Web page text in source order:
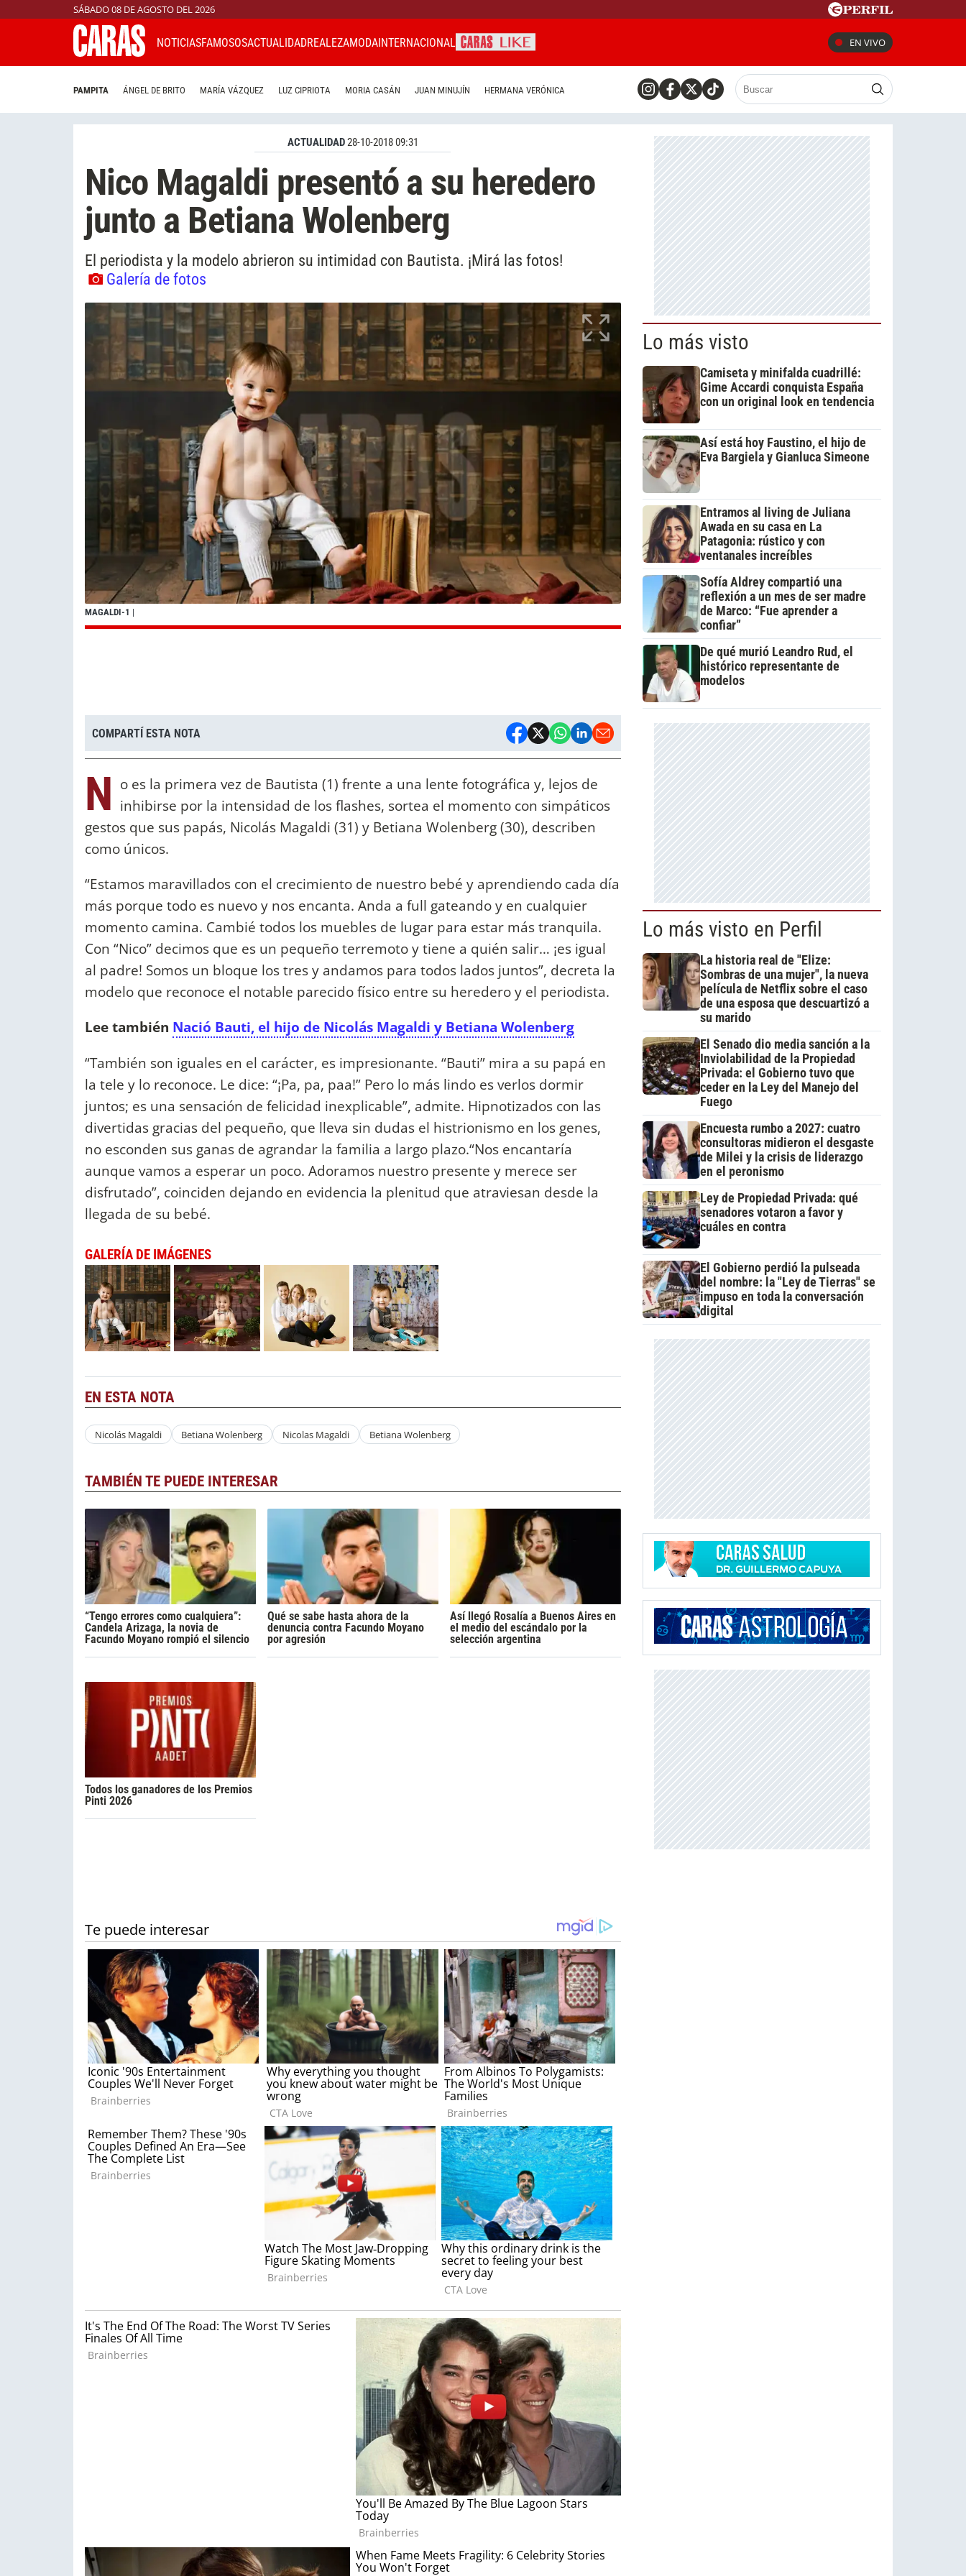
SÁBADO 08 DE AGOSTO DEL 2026
NOTICIASFAMOSOSACTUALIDADREALEZAMODAINTERNACIONAL EN VIVO
PAMPITA ÁNGEL DE BRITO MARÍA VÁZQUEZ LUZ CIPRIOTA MORIA CASÁN JUAN MINUJÍN HERMANA VERÓNICA
ACTUALIDAD28-10-2018 09:31
Nico Magaldi presentó a su heredero
junto a Betiana Wolenberg
El periodista y la modelo abrieron su intimidad con Bautista. ¡Mirá las fotos!
Galería de fotos
MAGALDI-1 |
COMPARTÍ ESTA NOTA
N o es la primera vez de Bautista (1) frente a una lente fotográfica y, lejos de
inhibirse por la intensidad de los flashes, sortea el momento con simpáticos
gestos que sus papás, Nicolás Magaldi (31) y Betiana Wolenberg (30), describen
como únicos.
“Estamos maravillados con el crecimiento de nuestro bebé y aprendiendo cada día
más porque todo es nuevo y nos encanta. Anda a full gateando y en cualquier
momento camina. Cambié todos los muebles de lugar para estar más tranquila.
Con “Nico” decimos que es un pequeño terremoto y tiene a quién salir… ¡es igual
al padre! Somos un bloque los tres y andamos para todos lados juntos”, decreta la
modelo que reconoce el notable parecido físico entre su heredero y el periodista.
Lee también Nació Bauti, el hijo de Nicolás Magaldi y Betiana Wolenberg
“También son iguales en el carácter, es impresionante. “Bauti” mira a su papá en
la tele y lo reconoce. Le dice: “¡Pa, pa, paa!” Pero lo más lindo es verlos dormir
juntos; es una sensación de felicidad inexplicable”, admite. Hipnotizados con las
divertidas gracias del pequeño, que lleva sin dudas el histrionismo en los genes,
no esconden sus ganas de agrandar la familia a largo plazo.“Nos encantaría
aunque vamos a esperar un poco. Adoramos nuestro presente y merece ser
disfrutado”, coinciden dejando en evidencia la plenitud que atraviesan desde la
llegada de su bebé.
GALERÍA DE IMÁGENES
EN ESTA NOTA
Nicolás Magaldi Betiana Wolenberg Nicolas Magaldi Betiana Wolenberg
TAMBIÉN TE PUEDE INTERESAR
“Tengo errores como cualquiera”:
Candela Arizaga, la novia de
Facundo Moyano rompió el silencio
Qué se sabe hasta ahora de la
denuncia contra Facundo Moyano
por agresión
Así llegó Rosalía a Buenos Aires en
el medio del escándalo por la
selección argentina
Todos los ganadores de los Premios
Pinti 2026
Lo más visto
Camiseta y minifalda cuadrillé:
Gime Accardi conquista España
con un original look en tendencia
Así está hoy Faustino, el hijo de
Eva Bargiela y Gianluca Simeone
Entramos al living de Juliana
Awada en su casa en La
Patagonia: rústico y con
ventanales increíbles
Sofía Aldrey compartió una
reflexión a un mes de ser madre
de Marco: “Fue aprender a
confiar”
De qué murió Leandro Rud, el
histórico representante de
modelos
Lo más visto en Perfil
La historia real de "Elize:
Sombras de una mujer", la nueva
película de Netflix sobre el caso
de una esposa que descuartizó a
su marido
El Senado dio media sanción a la
Inviolabilidad de la Propiedad
Privada: el Gobierno tuvo que
ceder en la Ley del Manejo del
Fuego
Encuesta rumbo a 2027: cuatro
consultoras midieron el desgaste
de Milei y la crisis de liderazgo
en el peronismo
Ley de Propiedad Privada: qué
senadores votaron a favor y
cuáles en contra
El Gobierno perdió la pulseada
del nombre: la "Ley de Tierras" se
impuso en toda la conversación
digital